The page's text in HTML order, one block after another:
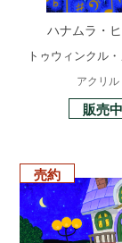
ハナムラ・
トゥウィンクル
アクリ
販売中
売約